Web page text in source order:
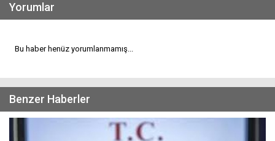
Yorumlar
Bu haber henüz yorumlanmamış...
Benzer Haberler